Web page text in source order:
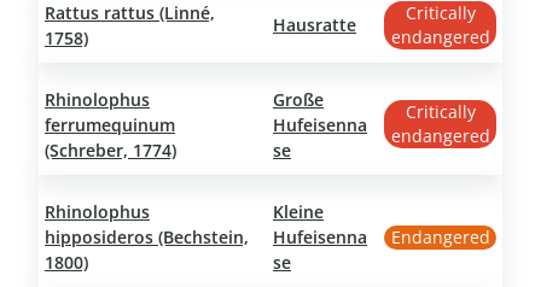
Rattus rattus (Linné,
1758)
Hausratte
Critically
endangered
Rhinolophus
ferrumequinum
(Schreber, 1774)
Große
Hufeisenna
se
Critically
endangered
Rhinolophus
hipposideros (Bechstein,
1800)
Kleine
Hufeisenna
se
Endangered